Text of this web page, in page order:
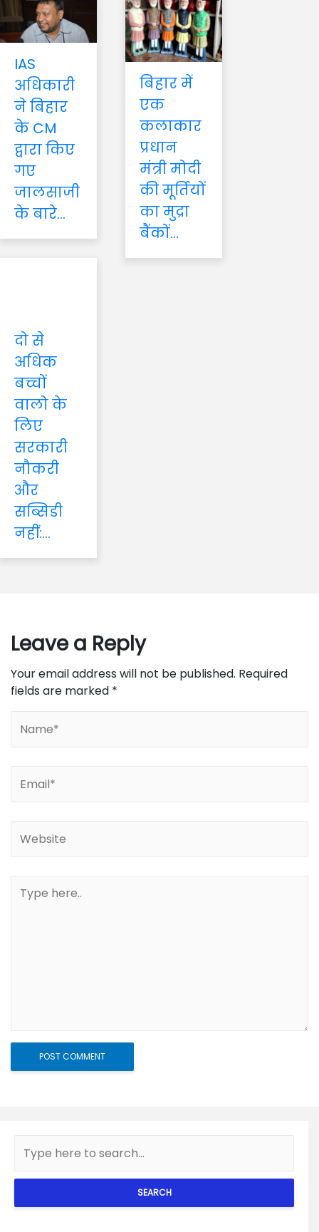
IAS
अधिकारी
ने बिहार
के CM
द्वारा किए
गए
जालसाजी
के बारे...
बिहार में
एक
कलाकार
प्रधान
मंत्री मोदी
की मूर्तियों
का मुद्रा
बैंकों...
दो से
अधिक
बच्चों
वालो के
लिए
सरकारी
नौकरी
और
सब्सिडी
नहीं:...
Leave a Reply
Your email address will not be published. Required
fields are marked *
SEARCH